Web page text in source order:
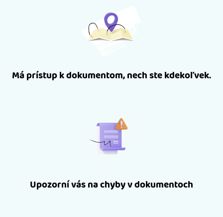
Má prístup k dokumentom, nech ste kdekoľvek.
Upozorní vás na chyby v dokumentoch